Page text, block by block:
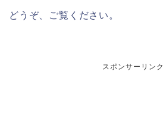
どうぞ、ご覧ください。
スポンサーリンク